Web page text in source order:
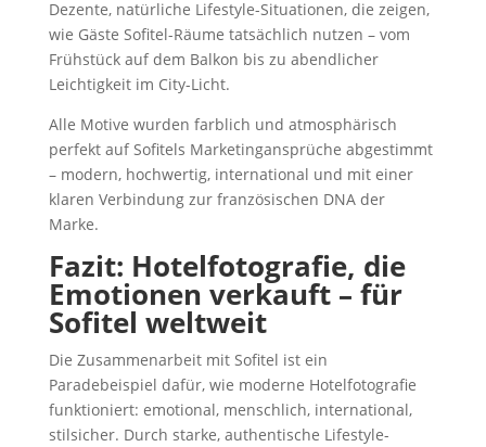
Dezente, natürliche Lifestyle-Situationen, die zeigen,
wie Gäste Sofitel-Räume tatsächlich nutzen – vom
Frühstück auf dem Balkon bis zu abendlicher
Leichtigkeit im City-Licht.
Alle Motive wurden farblich und atmosphärisch
perfekt auf Sofitels Marketingansprüche abgestimmt
– modern, hochwertig, international und mit einer
klaren Verbindung zur französischen DNA der
Marke.
Fazit: Hotelfotografie, die
Emotionen verkauft – für
Sofitel weltweit
Die Zusammenarbeit mit Sofitel ist ein
Paradebeispiel dafür, wie moderne Hotelfotografie
funktioniert: emotional, menschlich, international,
stilsicher. Durch starke, authentische Lifestyle-